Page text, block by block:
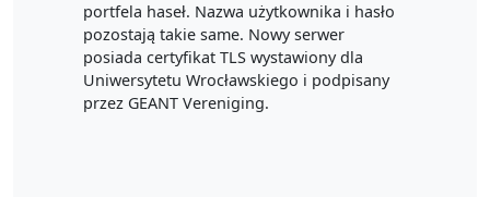
portfela haseł. Nazwa użytkownika i hasło
pozostają takie same. Nowy serwer
posiada certyfikat TLS wystawiony dla
Uniwersytetu Wrocławskiego i podpisany
przez GEANT Vereniging.